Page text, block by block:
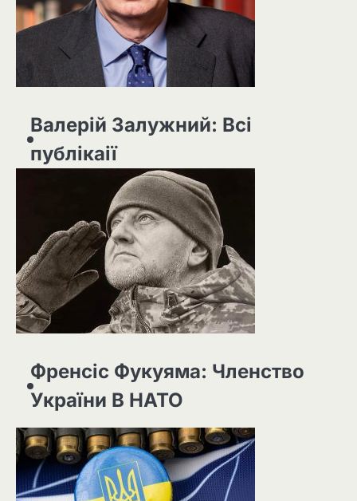
Валерій Залужний: Всі
публікаії
Френсіс Фукуяма: Членство
України В НАТО